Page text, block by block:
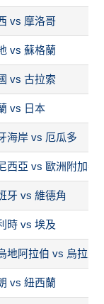
vs 摩洛哥
vs 蘇格蘭
vs 古拉索
vs 日本
海岸 vs 厄瓜多
西亞 vs 歐洲附加賽
牙 vs 維德角
時 vs 埃及
地阿拉伯 vs 烏拉圭
vs 紐西蘭